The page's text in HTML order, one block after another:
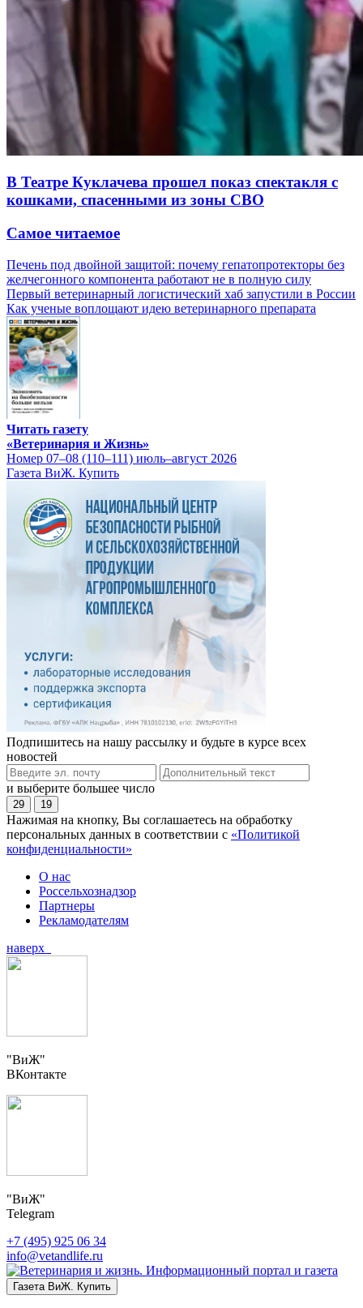
В Театре Куклачева прошел показ спектакля с
кошками, спасенными из зоны СВО
Самое читаемое
Печень под двойной защитой: почему гепатопротекторы без
желчегонного компонента работают не в полную силу
Первый ветеринарный логистический хаб запустили в России
Как ученые воплощают идею ветеринарного препарата
Читать газету
«Ветеринария и Жизнь»
Номер 07–08 (110–111) июль–август 2026
Газета ВиЖ. Купить
Подпишитесь на нашу рассылку и будьте в курсе всех
новостей
и выберите большее число
29 19
Нажимая на кнопку, Вы соглашаетесь на обработку
персональных данных в соответствии с «Политикой
конфиденциальности»
О нас
Россельхознадзор
Партнеры
Рекламодателям
наверх
"ВиЖ"
ВКонтакте
"ВиЖ"
Telegram
+7 (495) 925 06 34
info@vetandlife.ru
Газета ВиЖ. Купить